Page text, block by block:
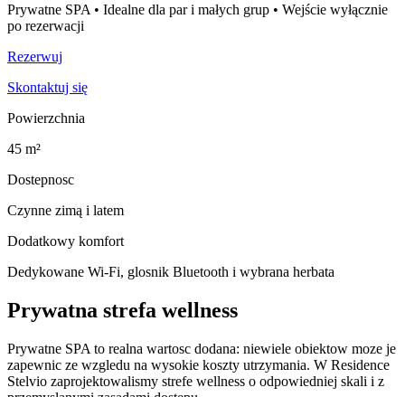
Prywatne SPA • Idealne dla par i małych grup • Wejście wyłącznie
po rezerwacji
Rezerwuj
Skontaktuj się
Powierzchnia
45 m²
Dostepnosc
Czynne zimą i latem
Dodatkowy komfort
Dedykowane Wi-Fi, glosnik Bluetooth i wybrana herbata
Prywatna strefa wellness
Prywatne SPA to realna wartosc dodana: niewiele obiektow moze je
zapewnic ze wzgledu na wysokie koszty utrzymania. W Residence
Stelvio zaprojektowalismy strefe wellness o odpowiedniej skali i z